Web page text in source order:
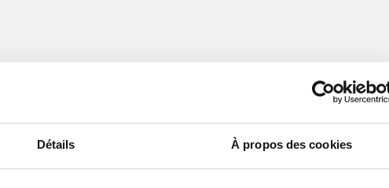
Détails À propos des cookies